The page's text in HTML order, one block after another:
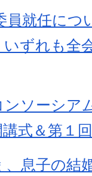
就任につ
いずれも全
ンソーシ
式＆第１
息子の結